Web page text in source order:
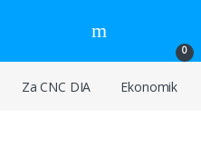
0
Za CNC DIA Ekonomik